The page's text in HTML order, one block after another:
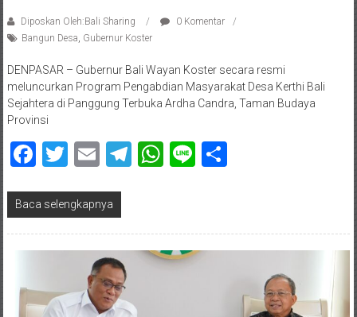
Diposkan Oleh:Bali Sharing
0 Komentar
Bangun Desa, Gubernur Koster
DENPASAR – Gubernur Bali Wayan Koster secara resmi
meluncurkan Program Pengabdian Masyarakat Desa Kerthi Bali
Sejahtera di Panggung Terbuka Ardha Candra, Taman Budaya
Provinsi
Facebook
Twitter
EmailTelegram
WhatsApp
Line
Baca selengkapnya